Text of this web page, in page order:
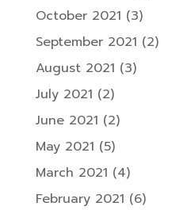
October 2021 (3)
September 2021 (2)
August 2021 (3)
July 2021 (2)
June 2021 (2)
May 2021 (5)
March 2021 (4)
February 2021 (6)